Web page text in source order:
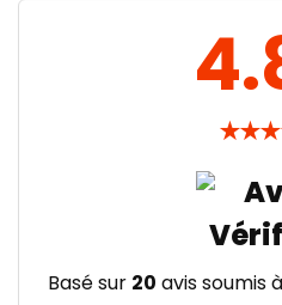
★★★
Basé sur 20 avis soumis